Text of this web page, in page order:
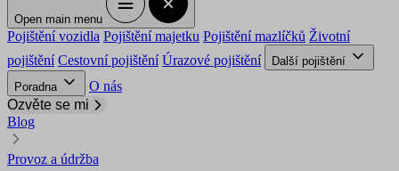
Open main menu
Pojištění vozidla Pojištění majetku Pojištění mazlíčků Životní
pojištění Cestovní pojištění Úrazové pojištění
Další pojištění
Poradna
O nás
Ozvěte se mi
Blog
Provoz a údržba